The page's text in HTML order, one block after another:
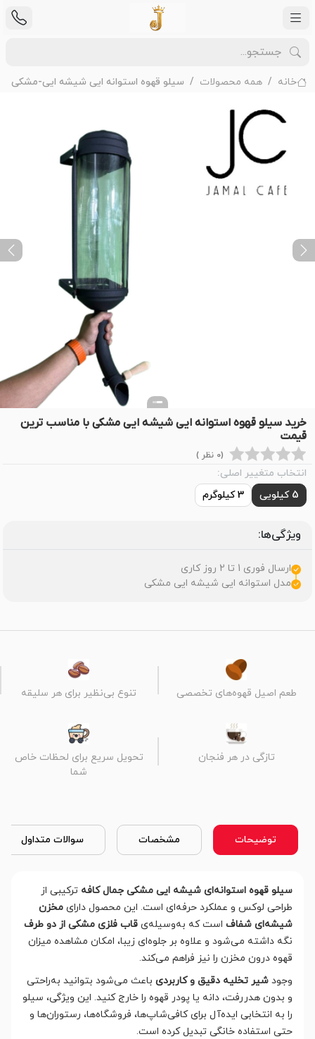
خانه همه محصولات سیلو قهوه استوانه ایی شیشه ایی-مشکی
Previous
خرید سیلو قهوه استوانه ایی شیشه ایی مشکی با مناسب ترین
قیمت
(0 نظر )
انتخاب متغییر اصلی:
5 کیلویی
3 کیلوگرم
ویژگی‌ها:
ارسال فوری 1 تا 2 روز کاری
مدل استوانه ایی شیشه ایی مشکی
طعم اصیل قهوه‌های تخصصی تنوع بی‌نظیر برای هر سلیقه
تازگی در هر فنجان
تحویل سریع برای لحظات خاص
شما
توضیحات مشخصات سوالات متداول
سیلو قهوه استوانه‌ای شیشه ایی مشکی جمال کافه ترکیبی از
طراحی لوکس و عملکرد حرفه‌ای است. این محصول دارای مخزن
شیشه‌ای شفاف است که به‌وسیله‌ی قاب فلزی مشکی از دو طرف
نگه داشته می‌شود و علاوه بر جلوه‌ای زیبا، امکان مشاهده میزان
قهوه درون مخزن را نیز فراهم می‌کند.
وجود شیر تخلیه دقیق و کاربردی باعث می‌شود بتوانید به‌راحتی
و بدون هدررفت، دانه یا پودر قهوه را خارج کنید. این ویژگی، سیلو
را به انتخابی ایده‌آل برای کافی‌شاپ‌ها، فروشگاه‌ها، رستوران‌ها و
حتی استفاده خانگی تبدیل کرده است.